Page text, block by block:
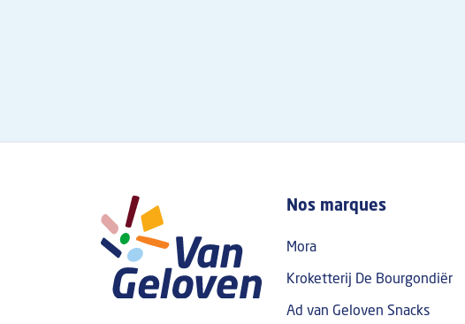
Footer Top Frans
Nos marques
Mora
Kroketterij De Bourgondiër
Ad van Geloven Snacks